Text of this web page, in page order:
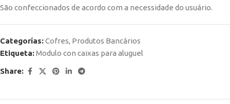
São confeccionados de acordo com a necessidade do usuário.
Categorías:Cofres, Produtos Bancários
Etiqueta:Modulo con caixas para aluguel
Share: